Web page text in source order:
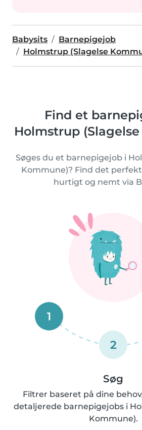
Babysits
Barnepigejob
Holmstrup (Slagelse
Find et
Holmstrup
Søges du et barnepigejob i
Kommune)? Find det
hurtigt og nemt via
1
2
Søg
Filtrer baseret på dine
detaljerede barnepigejobs i
Kommune).